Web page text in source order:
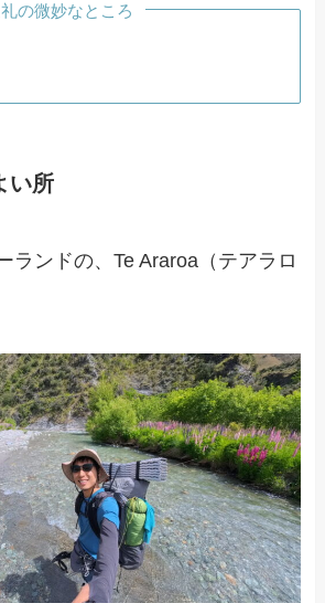
の微妙なところ
い所
ランドの、Te Araroa（テアラロ